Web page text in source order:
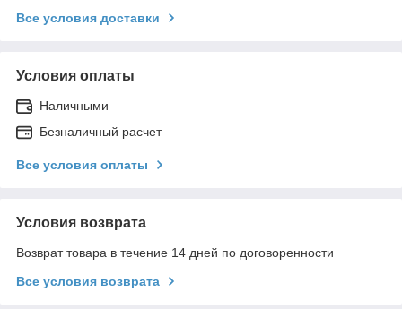
Все условия доставки
Условия оплаты
Наличными
Безналичный расчет
Все условия оплаты
Условия возврата
Возврат товара в течение 14 дней по договоренности
Все условия возврата